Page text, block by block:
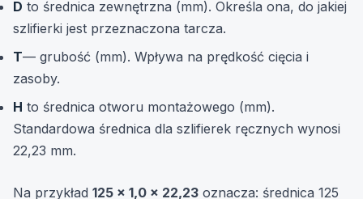
D to średnica zewnętrzna (mm). Określa ona, do jakiej
szlifierki jest przeznaczona tarcza.
T— grubość (mm). Wpływa na prędkość cięcia i
zasoby.
H to średnica otworu montażowego (mm).
Standardowa średnica dla szlifierek ręcznych wynosi
22,23 mm.
Na przykład 125 × 1,0 × 22,23 oznacza: średnica 125